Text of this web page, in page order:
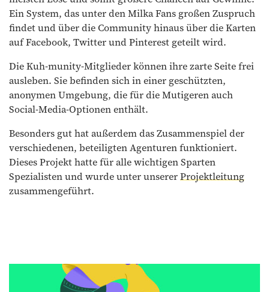
Ein System, das unter den Milka Fans großen Zuspruch
findet und über die Community hinaus über die Karten
auf Facebook, Twitter und Pinterest geteilt wird.
Die Kuh-munity-Mitglieder können ihre zarte Seite frei
ausleben. Sie befinden sich in einer geschützten,
anonymen Umgebung, die für die Mutigeren auch
Social-Media-Optionen enthält.
Besonders gut hat außerdem das Zusammenspiel der
verschiedenen, beteiligten Agenturen funktioniert.
Dieses Projekt hatte für alle wichtigen Sparten
Spezialisten und wurde unter unsererProjektleitung
zusammengeführt.